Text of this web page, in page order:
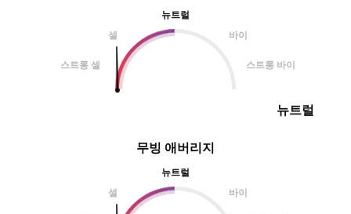
뉴트럴
셀
바이
스트롱 셀 스트롱 바이
뉴트럴
무빙 애버리지
뉴트럴
셀
바이